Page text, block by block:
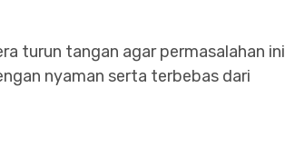
turun tangan agar permasalahan ini
nyaman serta terbebas dari